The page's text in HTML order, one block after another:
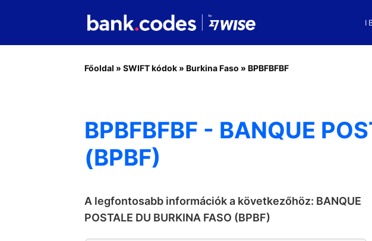
Főoldal » SWIFT kódok » Burkina Faso » BPBFBFBF
BPBFBFBF - BANQUE
(BPBF)
A legfontosabb információk a következőhöz: BANQUE
POSTALE DU BURKINA FASO (BPBF)